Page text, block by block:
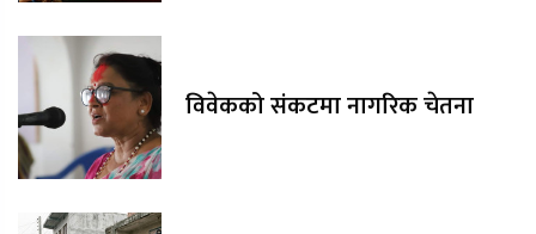
विवेकको संकटमा नागरिक चेतना